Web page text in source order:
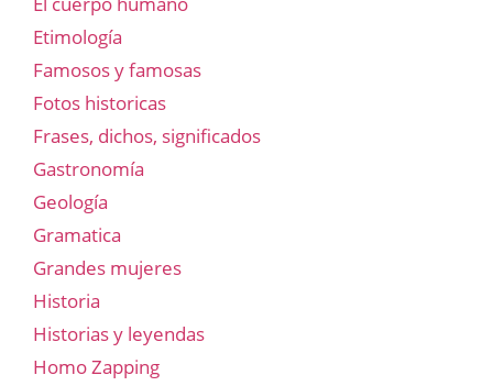
Etimología
Famosos y famosas
Fotos historicas
Frases, dichos, significados
Gastronomía
Geología
Gramatica
Grandes mujeres
Historia
Historias y leyendas
Homo Zapping